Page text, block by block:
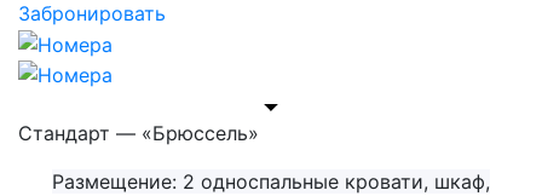
Забронировать
Стандарт — «Брюссель»
Размещение: 2 односпальные кровати, шкаф,